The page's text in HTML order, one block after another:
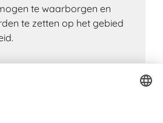
te waarborgen en
te zetten op het gebied